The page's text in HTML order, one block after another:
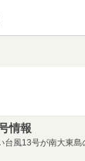
情報
台風13号が南大東